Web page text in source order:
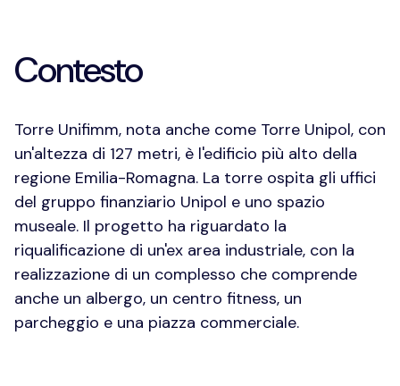
Contesto
Torre Unifimm, nota anche come Torre Unipol, con
un'altezza di 127 metri, è l'edificio più alto della
regione Emilia-Romagna. La torre ospita gli uffici
del gruppo finanziario Unipol e uno spazio
museale. Il progetto ha riguardato la
riqualificazione di un'ex area industriale, con la
realizzazione di un complesso che comprende
anche un albergo, un centro fitness, un
parcheggio e una piazza commerciale.